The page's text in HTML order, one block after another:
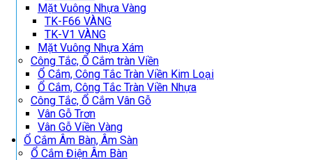
Mặt Vuông Nhựa Vàng
TK-F66 VÀNG
TK-V1 VÀNG
Mặt Vuông Nhựa Xám
Công Tắc, Ổ Cắm tràn Viền
Ổ Cắm, Công Tắc Tràn Viền Kim Loại
Ổ Cắm, Công Tắc Tràn Viền Nhựa
Công Tắc, Ổ Cắm Vân Gỗ
Vân Gỗ Trơn
Vân Gỗ Viền Vàng
Ổ Cắm Âm Bàn, Âm Sàn
Ổ Cắm Điện Âm Bàn